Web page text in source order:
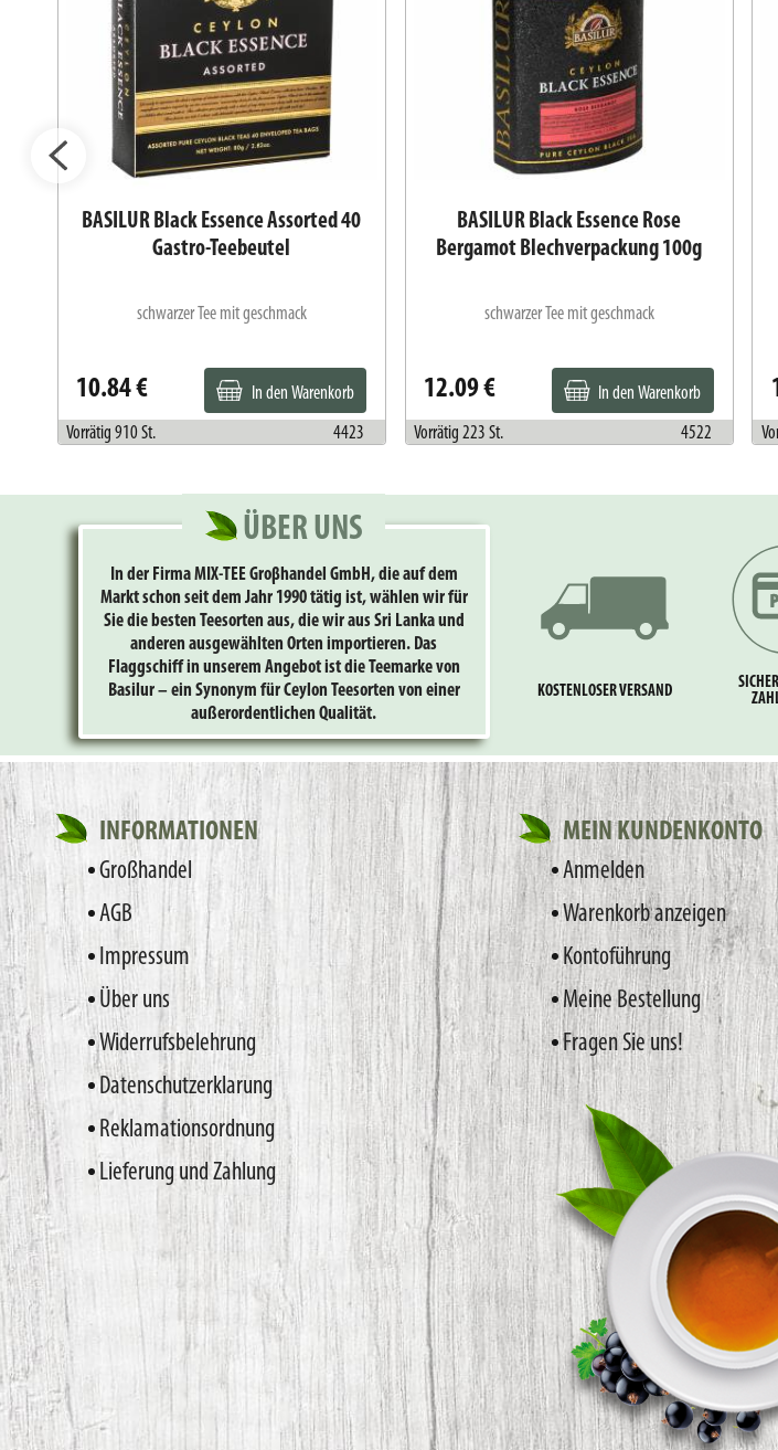
BASILUR Black Essence Assorted 40
Gastro-Teebeutel
schwarzer Tee mit geschmack
10.84 € In den Warenkorb
Vorrätig 910 St. 4423
BASILUR Black Essence Rose
Bergamot Blechverpackung 100g
schwarzer Tee mit geschmack
12.09 € In den Warenkorb
Vorrätig 223 St. 4522
ÜBER UNS
In der Firma MIX-TEE Groβhandel GmbH, die auf dem
Markt schon seit dem Jahr 1990 tätig ist, wählen wir für
Sie die besten Teesorten aus, die wir aus Sri Lanka und
anderen ausgewählten Orten importieren. Das
Flaggschiff in unserem Angebot ist die Teemarke von
Basilur – ein Synonym für Ceylon Teesorten von einer
außerordentlichen Qualität.
KOSTENLOSER VERSAND
INFORMATIONEN
Großhandel
AGB
Impressum
Über uns
Widerrufsbelehrung
Datenschutzerklarung
Reklamationsordnung
Lieferung und Zahlung
MEIN KUNDENKONTO
Anmelden
Warenkorb anzeigen
Kontoführung
Meine Bestellung
Fragen Sie uns!